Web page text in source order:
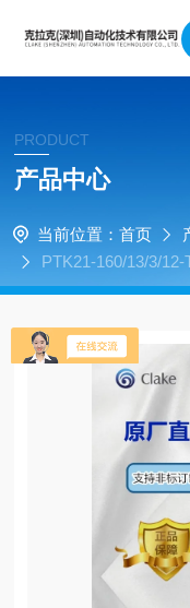
PRODUCT
产品中心
当前位置： 首页
PTK21-160/13/3/
（Clake）克拉克